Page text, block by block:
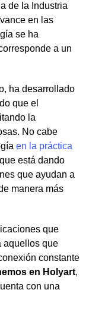
de la Industria
en las
se ha
a un
ha desarrollado
que el
la
No cabe
en la práctica
está dando
que ayudan a
manera más
que
aquellos que
constante
en Holyart,
con una